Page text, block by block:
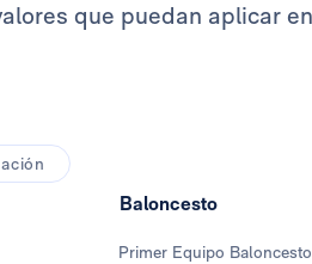
que puedan aplicar
Baloncesto
Primer Equipo Baloncesto